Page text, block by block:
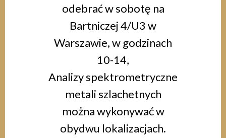
odebrać w sobotę na
Bartniczej 4/U3 w
Warszawie, w godzinach
10-14,
Analizy spektrometryczne
metali szlachetnych
można wykonywać w
obydwu lokalizacjach.